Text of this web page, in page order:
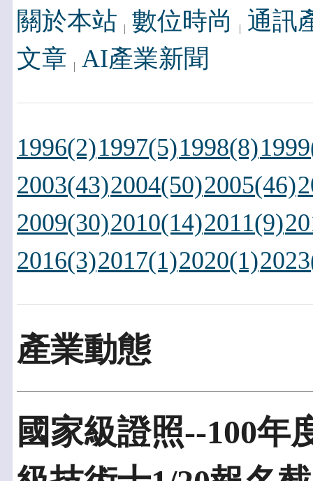
關於本站 數位時尚
通訊
文章 AI產業新聞
1996(2)1997(5)1998(8)
2003(43)2004(50)2005(46)
2009(30)2010(14)2011(9)
2016(3)2017(1)2020(1)
產業動態
國家級證照--100年